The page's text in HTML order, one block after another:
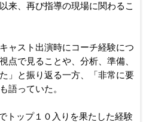
来、再び指導の現場に関わるこ
ャスト出演時にコーチ経験につ
点で見ることや、分析、準備、
」と振り返る一方、「非常に要
語っていた。
トップ１０入りを果たした経験